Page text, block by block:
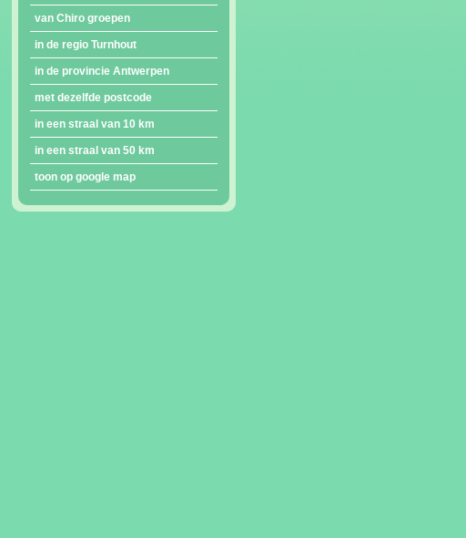
van Chiro groepen
in de regio Turnhout
in de provincie Antwerpen
met dezelfde postcode
in een straal van 10 km
in een straal van 50 km
toon op google map